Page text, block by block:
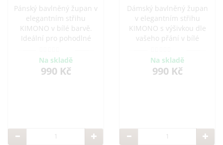
Pánský bavlněný župan v
elegantním střihu
KIMONO v bílé barvě.
Ideální pro pohodlné
Vyroben z kvalitní bavlny,
která je savá a příjemná
na dotek. Možnost
Na skladě
990 Kč
Dámský bavlněný župan
v elegantním střihu
KIMONO s výšivkou dle
vašeho přání v bílé
pohodlné chvíle doma i
po koupeli. Vyroben z
kvalitní bavlny, která je
Na skladě
990 Kč